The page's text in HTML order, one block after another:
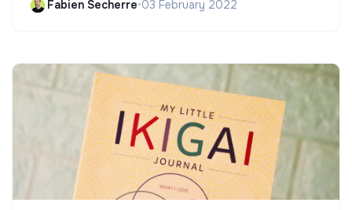
Fabien Secherre•03 February 2022